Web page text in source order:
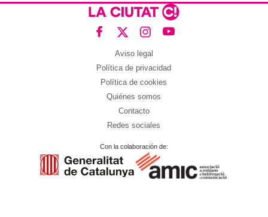
Aviso legal
Política de privacidad
Política de cookies
Quiénes somos
Contacto
Redes sociales
Con la colaboración de: